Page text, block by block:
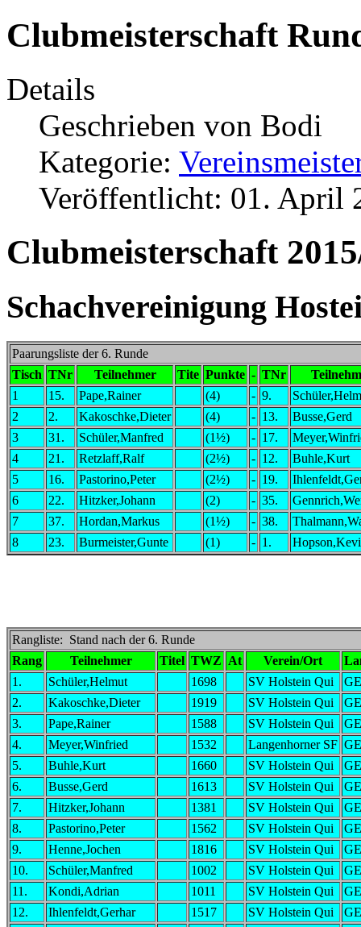
Clubmeisterschaft
Details
Geschrieben von Bodi
Kategorie:
Veröffentlicht: 01. April
Clubmeisterschaft
Schachvereinigung
Paarungsliste der 6. Runde
Tisch TNr Teilnehmer Tite Punkte - TNr
1
15. Pape,Rainer (4) - 9.
2
2. Kakoschke,Dieter (4) - 13.
Busse,Gerd
3
31. Schüler,Manfred (1½) - 17.
4
21. Retzlaff,Ralf (2½) - 12.
Buhle,Kurt
5
16. Pastorino,Peter (2½) - 19.
6
22. Hitzker,Johann (2) - 35.
7
37. Hordan,Markus (1½) - 38.
8
23. Burmeister,Gunte (1) - 1.
Rangliste: Stand nach der 6. Runde
Rang
Teilnehmer Titel TWZ At Verein/Ort
1.
Schüler,Helmut 1698 SV Holstein Qui
2.
Kakoschke,Dieter 1919 SV Holstein Qui
3.
Pape,Rainer 1588 SV Holstein Qui
4.
Meyer,Winfried 1532 Langenhorner SF
5.
Buhle,Kurt 1660 SV Holstein Qui
6.
Busse,Gerd 1613 SV Holstein Qui
7.
Hitzker,Johann 1381 SV Holstein Qui
8.
Pastorino,Peter 1562 SV Holstein Qui
9.
Henne,Jochen 1816 SV Holstein Qui
10.
Schüler,Manfred 1002 SV Holstein Qui
11.
Kondi,Adrian 1011 SV Holstein Qui
12.
Ihlenfeldt,Gerhar 1517 SV Holstein Qui